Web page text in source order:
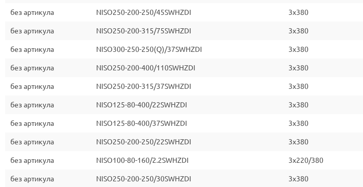
без артикула NISO250-200-250/45SWHZDI 3x380
без артикула NISO250-200-315/75SWHZDI 3x380
без артикула NISO300-250-250(Q)/37SWHZDI 3x380
без артикула NISO250-200-400/110SWHZDI 3x380
без артикула NISO250-200-315/37SWHZDI 3x380
без артикула NISO125-80-400/22SWHZDI 3x380
без артикула NISO125-80-400/37SWHZDI 3x380
без артикула NISO250-200-250/22SWHZDI 3x380
без артикула NISO100-80-160/2.2SWHZDI 3x220/380
без артикула NISO250-200-250/30SWHZDI 3x380